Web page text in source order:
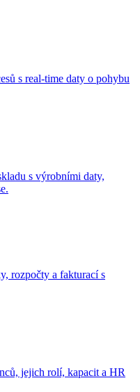
s real-time daty o pohybu
s výrobními daty,
rozpočty a fakturací s
jejich rolí, kapacit a HR